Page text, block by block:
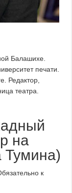
Балашихе.
печати.
Редактор,
театра.
на
к